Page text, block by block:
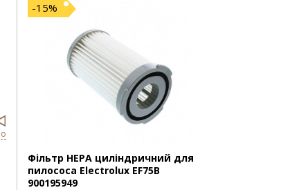
Фільтр HEPA циліндричний для
пилососа Electrolux EF75B
900195949
-15%